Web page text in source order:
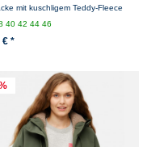
Oliv Gefüttert
mit kuschligem Teddy-Fleece
40424446
€ *